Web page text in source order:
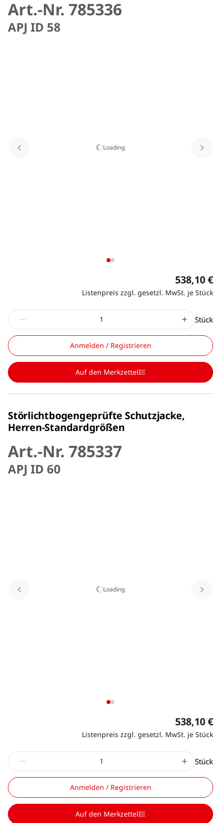
Art.-Nr. 785336
APJ ID 58
Loading
538,10 €
Listenpreis zzgl. gesetzl. MwSt. je Stück
Stück
Anmelden / Registrieren
Auf den Merkzettel
Störlichtbogengeprüfte Schutzjacke,
Herren-Standardgrößen
Art.-Nr. 785337
APJ ID 60
Loading
538,10 €
Listenpreis zzgl. gesetzl. MwSt. je Stück
Stück
Anmelden / Registrieren
Auf den Merkzettel